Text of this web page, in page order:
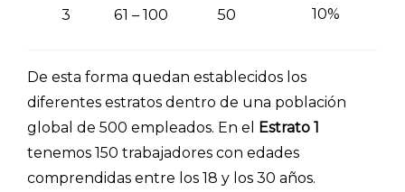
3 61 – 100 50 10%
De esta forma quedan establecidos los
diferentes estratos dentro de una población
global de 500 empleados. En el
Estrato 1
tenemos 150 trabajadores con edades
comprendidas entre los 18 y los 30 años.